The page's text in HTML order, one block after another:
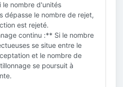
le nombre d'unités
dépasse le nombre de rejet,
est rejeté.
continu :** Si le nombre
se situe entre le
et le nombre de
se poursuit à